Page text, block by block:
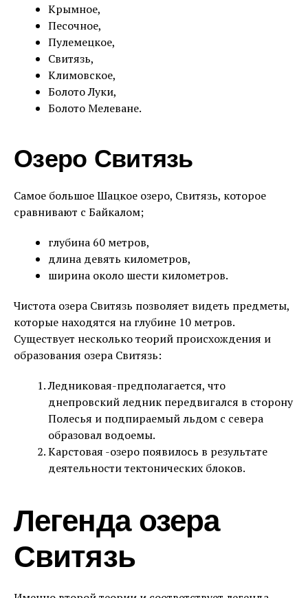
Крымное,
Песочное,
Пулемецкое,
Свитязь,
Климовское,
Болото Луки,
Болото Мелеване.
Озеро Свитязь
Самое большое Шацкое озеро, Свитязь, которое
сравнивают с Байкалом;
глубина 60 метров,
длина девять километров,
ширина около шести километров.
Чистота озера Свитязь позволяет видеть предметы,
которые находятся на глубине 10 метров.
Существует несколько теорий происхождения и
образования озера Свитязь:
Ледниковая-предполагается, что
днепровский ледник передвигался в сторону
Полесья и подпираемый льдом с севера
образовал водоемы.
Карстовая -озеро появилось в результате
деятельности тектонических блоков.
Легенда озера
Свитязь